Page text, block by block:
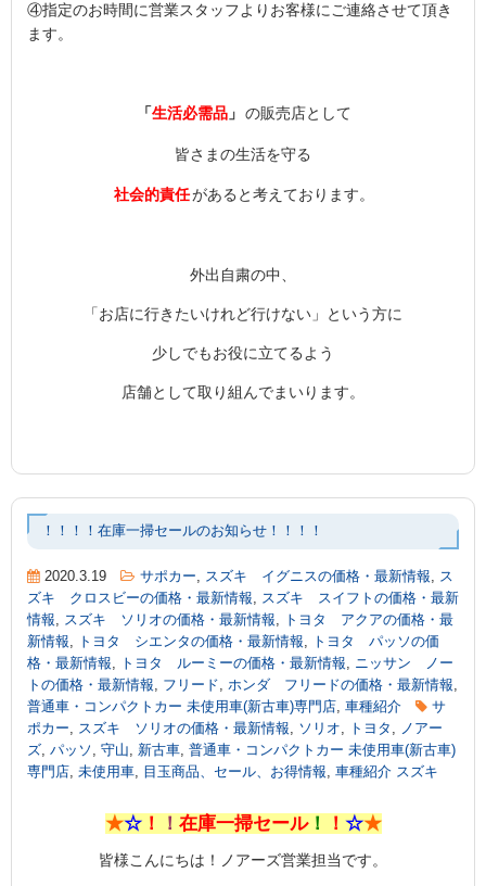
④指定のお時間に営業スタッフよりお客様にご連絡させて頂き
ます。
「生活必需品 」 の販売店として
皆さまの生活を守る
社会的責任があると考えております。
外出自粛の中、
「お店に行きたいけれど行けない」という方に
少しでもお役に立てるよう
店舗として取り組んでまいります。
！！！！在庫一掃セールのお知らせ！！！！
2020.3.19 サポカー, スズキ イグニスの価格・最新情報, ス
ズキ クロスビーの価格・最新情報, スズキ スイフトの価格・最新
情報, スズキ ソリオの価格・最新情報,
トヨタ アクアの価格・最
新情報, トヨタ シエンタの価格・最新情報,
トヨタ パッソの価
格・最新情報, トヨタ ルーミーの価格・最新情報, ニッサン ノー
トの価格・最新情報, フリード, ホンダ フリードの価格・最新情報,
普通車・コンパクトカー 未使用車(新古車)専門店, 車種紹介
サ
ポカー, スズキ ソリオの価格・最新情報, ソリオ, トヨタ , ノアー
ズ, パッソ , 守山, 新古車, 普通車・コンパクトカー 未使用車(新古車)
専門店, 未使用車, 目玉商品、セール、お得情報, 車種紹介 スズキ
★☆！ ！ 在庫一掃セール！ ！ ☆★
皆様こんにちは！ノアーズ営業担当です。